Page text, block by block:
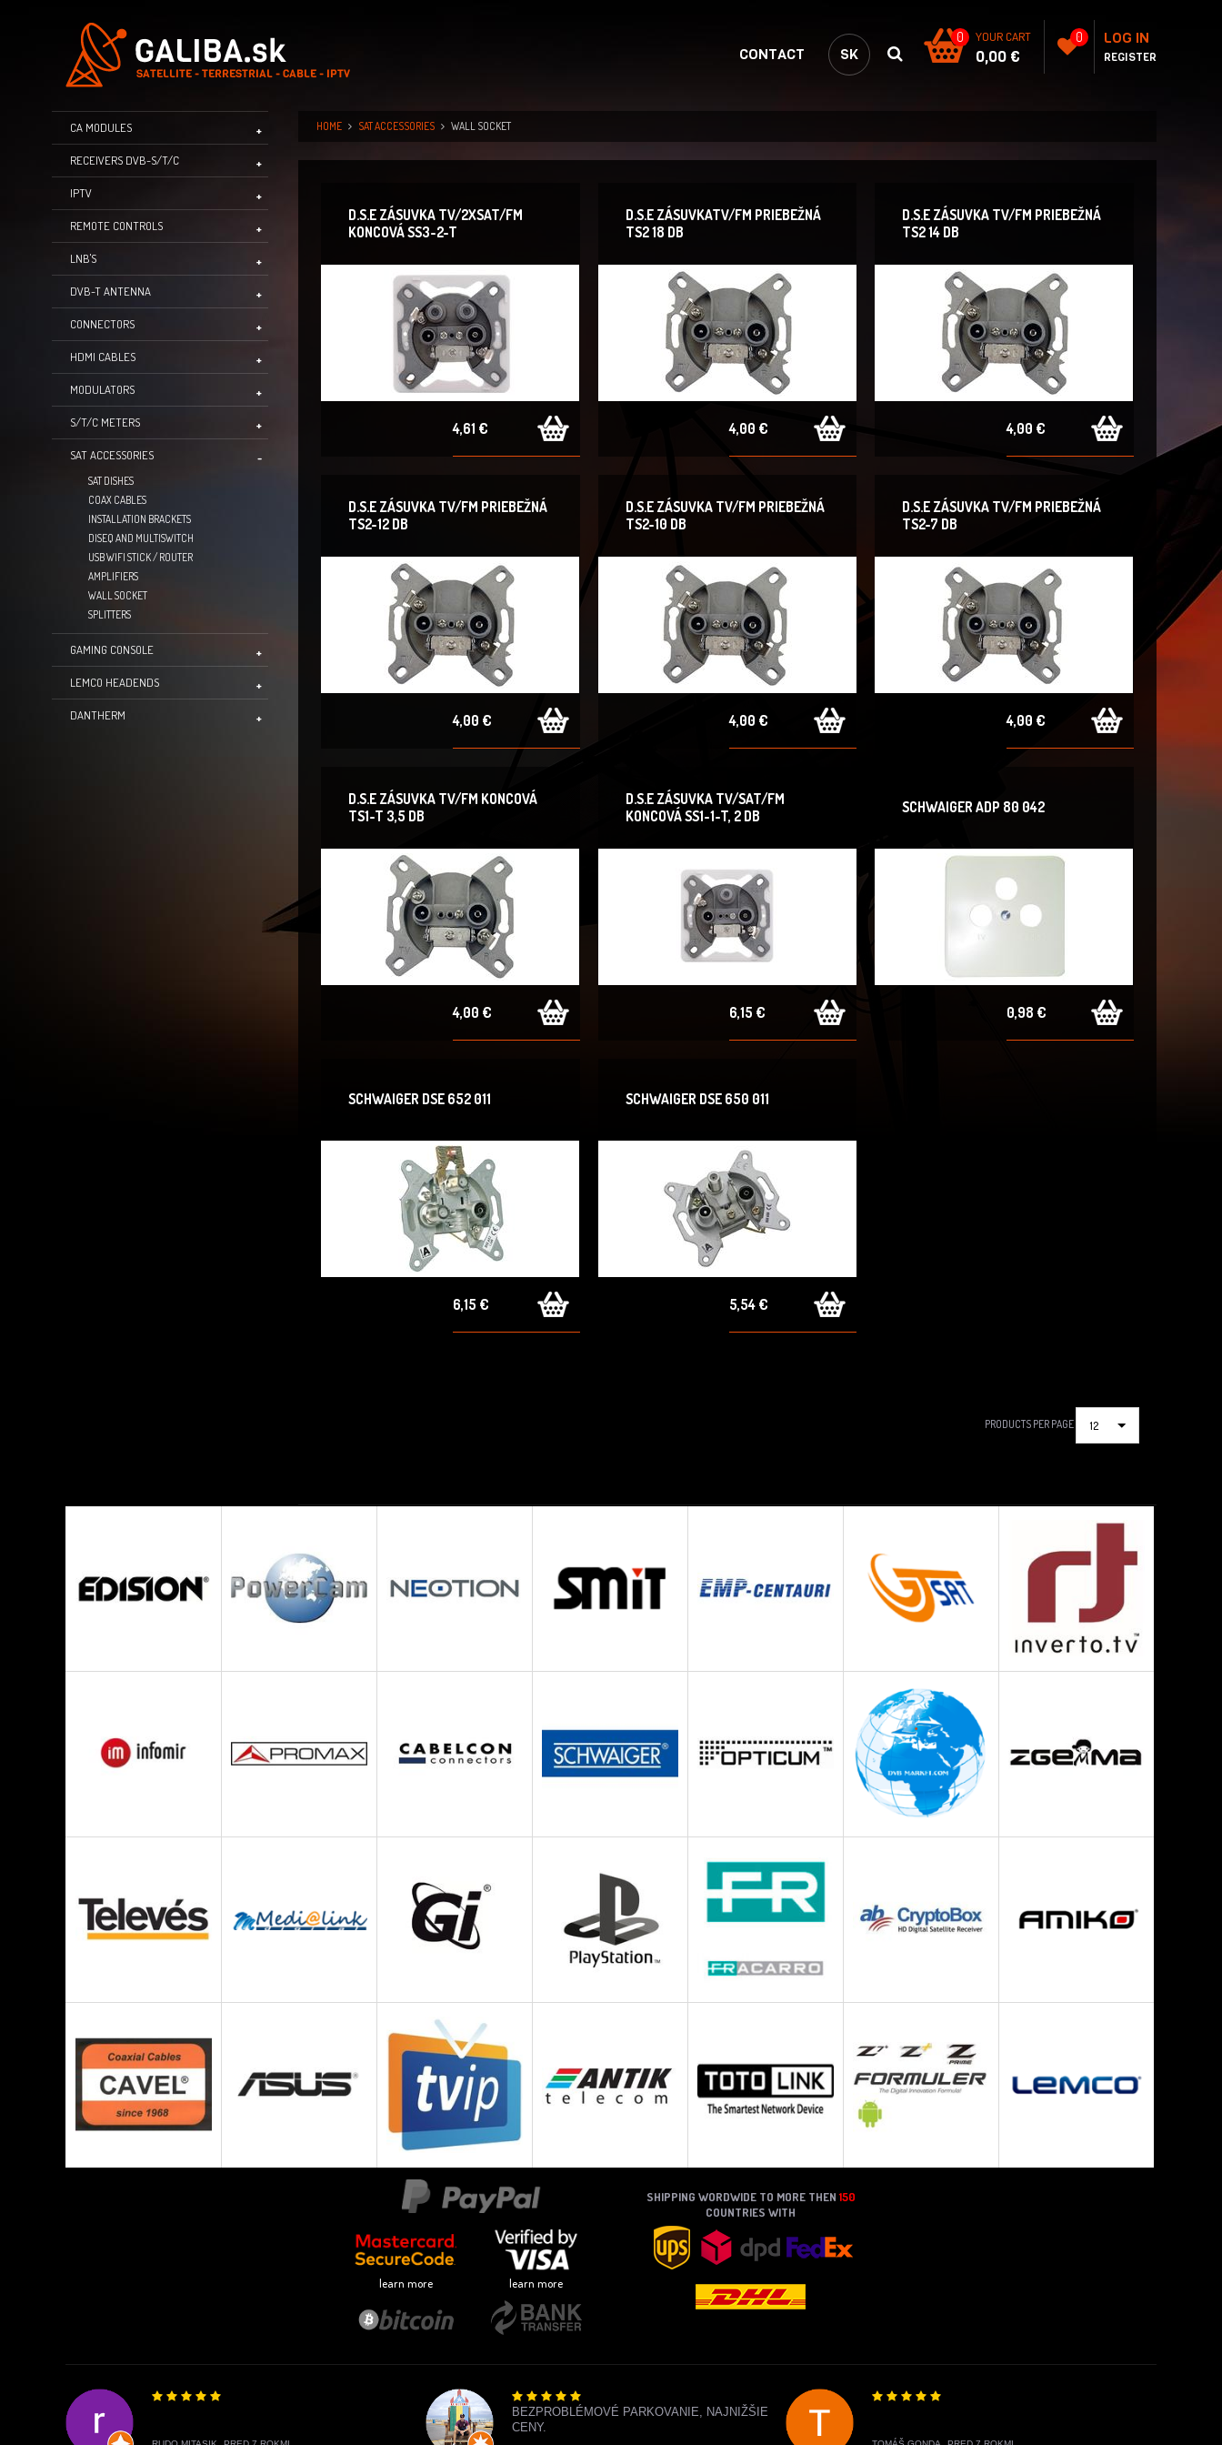
CONTACT SK
YOUR CART
0
0,00 €
0 LOG IN
REGISTER
HOME SAT ACCESSORIES WALL SOCKET
D.S.E ZÁSUVKA TV/2XSAT/FM
KONCOVÁ SS3-2-T
4,61 €
D.S.E ZÁSUVKATV/FM PRIEBEŽNÁ
TS2 18 DB
4,00 €
D.S.E ZÁSUVKA TV/FM PRIEBEŽNÁ
TS2 14 DB
4,00 €
D.S.E ZÁSUVKA TV/FM PRIEBEŽNÁ
TS2-12 DB
4,00 €
D.S.E ZÁSUVKA TV/FM PRIEBEŽNÁ
TS2-10 DB
4,00 €
D.S.E ZÁSUVKA TV/FM PRIEBEŽNÁ
TS2-7 DB
4,00 €
D.S.E ZÁSUVKA TV/FM KONCOVÁ
TS1-T 3,5 DB
4,00 €
D.S.E ZÁSUVKA TV/SAT/FM
KONCOVÁ SS1-1-T, 2 DB
6,15 €
SCHWAIGER ADP 80 042
0,98 €
SCHWAIGER DSE 652 011
6,15 €
SCHWAIGER DSE 650 011
5,54 €
PRODUCTS PER PAGE 12
CA MODULES
RECEIVERS DVB-S/T/C
IPTV
REMOTE CONTROLS
LNB'S
DVB-T ANTENNA
CONNECTORS
HDMI CABLES
MODULATORS
S/T/C METERS
SAT ACCESSORIES
SAT DISHES
COAX CABLES
INSTALLATION BRACKETS
DISEQ AND MULTISWITCH
USB WIFI STICK / ROUTER
AMPLIFIERS
WALL SOCKET
SPLITTERS
GAMING CONSOLE
LEMCO HEADENDS
DANTHERM
learn more learn more
SHIPPING WORDWIDE TO MORE THEN150
COUNTRIES WITH
BEZPROBLÉMOVÉ PARKOVANIE, NAJNIŽŠIE
CENY.